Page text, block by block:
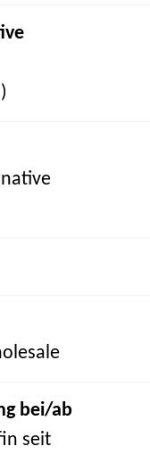
bei/ab
seit